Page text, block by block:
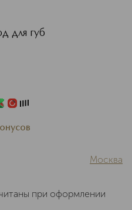
для губ
Москва
при оформлении